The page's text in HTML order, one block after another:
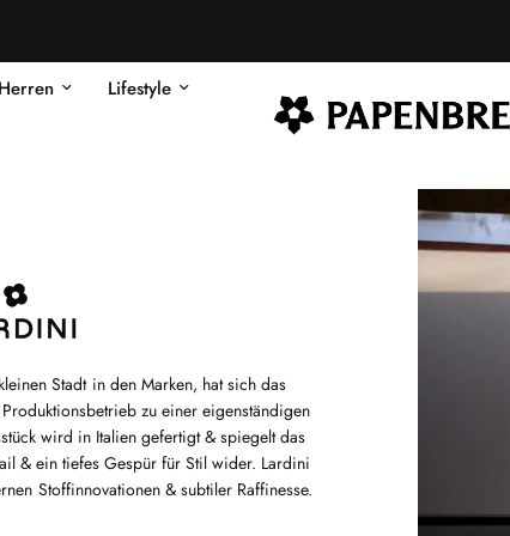
Herren
Lifestyle
Stadt in den Marken, hat sich das
zu einer eigenständigen
wird in Italien gefertigt & spiegelt das
& ein tiefes Gespür für Stil wider. Lardini
Stoffinnovationen & subtiler Raffinesse.